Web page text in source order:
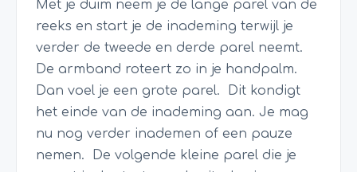
Met je duim neem je de lange parel van de
reeks en start je de inademing terwijl je
verder de tweede en derde parel neemt.
De armband roteert zo in je handpalm.
Dan voel je een grote parel. Dit kondigt
het einde van de inademing aan. Je mag
nu nog verder inademen of een pauze
nemen. De volgende kleine parel die je